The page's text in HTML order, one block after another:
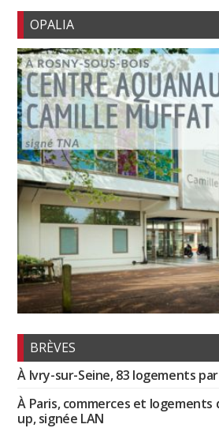
OPALIA
BRÈVES
À Ivry-sur-Seine, 83 logements
À Paris, commerces et logements
up, signée LAN